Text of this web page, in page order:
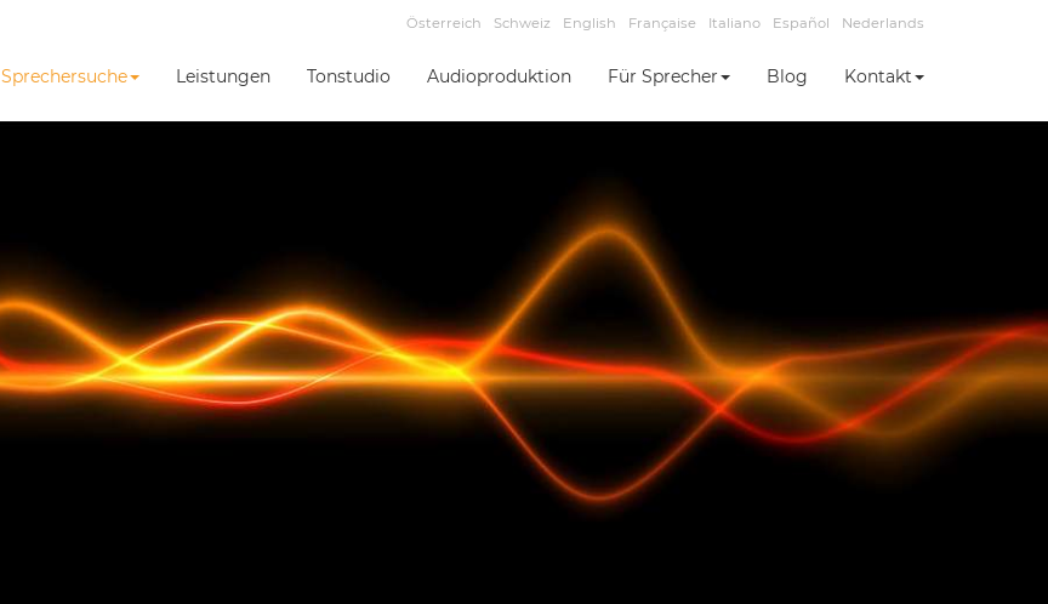
Österreich Schweiz English Française Italiano Español Nederlands
Sprechersuche Leistungen Tonstudio Audioproduktion Für Sprecher Blog Kontakt